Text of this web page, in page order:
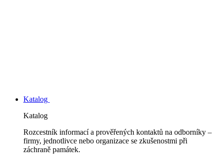
Katalog
Katalog
Rozcestník informací a prověřených kontaktů na odborníky –
firmy, jednotlivce nebo organizace se zkušenostmi při
záchraně památek.